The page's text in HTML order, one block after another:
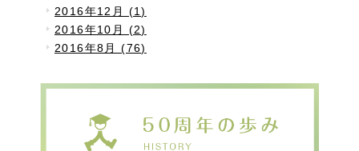
2016年12月 (1)
2016年10月 (2)
2016年8月 (76)